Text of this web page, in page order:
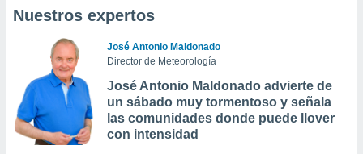
Nuestros expertos
José Antonio Maldonado
Director de Meteorología
José Antonio Maldonado advierte de
un sábado muy tormentoso y señala
las comunidades donde puede llover
con intensidad